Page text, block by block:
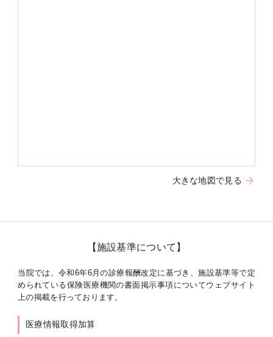
大きな地図で見る
【施設基準について】
当院では、令和6年6月の診療報酬改定に基づき、施設基準等で定
められている保険医療機関の書面掲示事項についてウェブサイト
上の掲載を行っております。
医療情報取得加算